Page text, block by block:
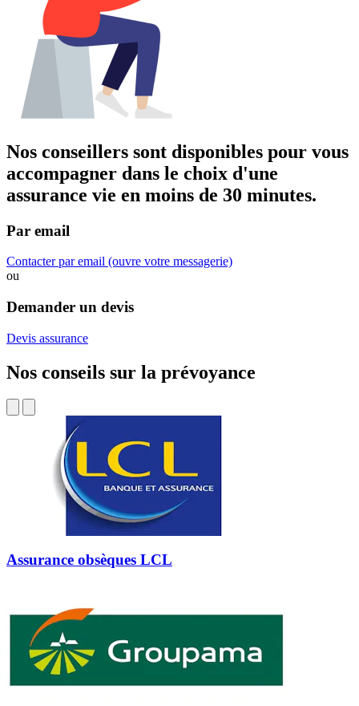
Nos conseillers sont disponibles pour vous
accompagner dans le choix d'une
assurance vie en moins de 30 minutes.
Par email
Contacter par email (ouvre votre messagerie)
ou
Demander un devis
Devis assurance
Nos conseils sur la prévoyance
Assurance obsèques LCL